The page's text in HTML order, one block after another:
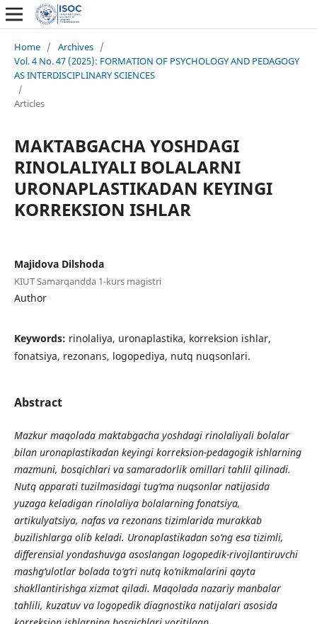
Home / Archives /
Vol. 4 No. 47 (2025): FORMATION OF PSYCHOLOGY AND PEDAGOGY
AS INTERDISCIPLINARY SCIENCES
/
Articles
MAKTABGACHA YOSHDAGI
RINOLALIYALI BOLALARNI
URONAPLASTIKADAN KEYINGI
KORREKSION ISHLAR
Majidova Dilshoda
KIUT Samarqandda 1-kurs magistri
Author
Keywords: rinolaliya, uronaplastika, korreksion ishlar,
fonatsiya, rezonans, logopediya, nutq nuqsonlari.
Abstract
Mazkur maqolada maktabgacha yoshdagi rinolaliyali bolalar
bilan uronaplastikadan keyingi korreksion-pedagogik ishlarning
mazmuni, bosqichlari va samaradorlik omillari tahlil qilinadi.
Nutq apparati tuzilmasidagi tug‘ma nuqsonlar natijasida
yuzaga keladigan rinolaliya bolalarning fonatsiya,
artikulyatsiya, nafas va rezonans tizimlarida murakkab
buzilishlarga olib keladi. Uronaplastikadan so‘ng esa tizimli,
differensial yondashuvga asoslangan logopedik-rivojlantiruvchi
mashg‘ulotlar bolada to‘g‘ri nutq ko‘nikmalarini qayta
shakllantirishga xizmat qiladi. Maqolada nazariy manbalar
tahlili, kuzatuv va logopedik diagnostika natijalari asosida